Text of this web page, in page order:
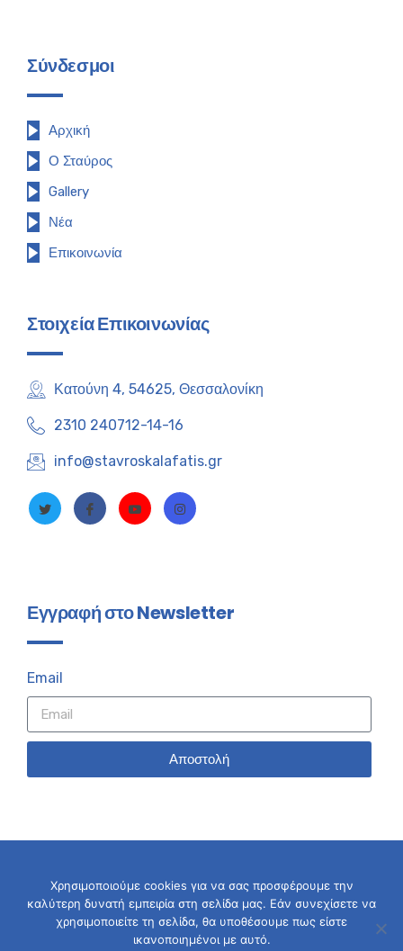
Σύνδεσμοι
Αρχική
Ο Σταύρος
Gallery
Νέα
Επικοινωνία
Στοιχεία Επικοινωνίας
Κατούνη 4, 54625, Θεσσαλονίκη
2310 240712-14-16
info@stavroskalafatis.gr
Εγγραφή στο Newsletter
Email
Αποστολή
© 2026 Σταύρος Καλαφάτης
Χρησιμοποιούμε cookies για να σας προσφέρουμε την
καλύτερη δυνατή εμπειρία στη σελίδα μας. Εάν συνεχίσετε να
χρησιμοποιείτε τη σελίδα, θα υποθέσουμε πως είστε
ικανοποιημένοι με αυτό.